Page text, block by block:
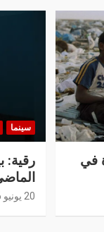
في
سينما
رقية:
20 يونيو 2026